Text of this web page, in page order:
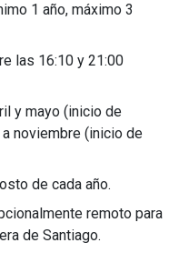
1 año, máximo 3
las 16:10 y 21:00
y mayo (inicio de
noviembre (inicio de
de cada año.
remoto para
de Santiago.